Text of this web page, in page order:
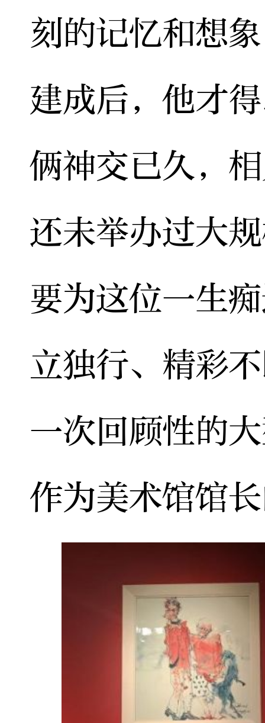
刻的记忆和想
建成后，他才
俩神交已久，
还未举办过大
要为这位一生
立独行、精彩
一次回顾性的
作为美术馆馆